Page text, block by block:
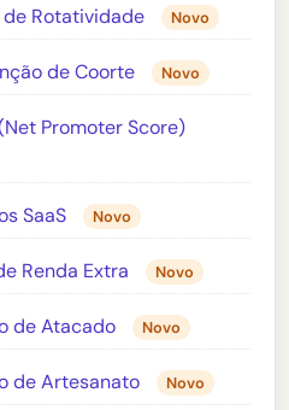
Rotatividade Novo
de Coorte Novo
Promoter Score)
SaaS Novo
Renda Extra Novo
de Atacado Novo
de Artesanato Novo